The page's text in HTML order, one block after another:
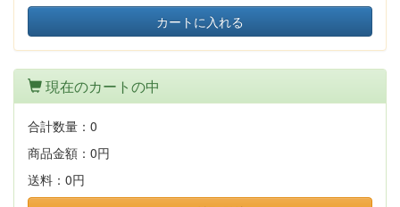
カートに入れる
現在のカートの中
合計数量： 0
商品金額： 0円
送料： 0円